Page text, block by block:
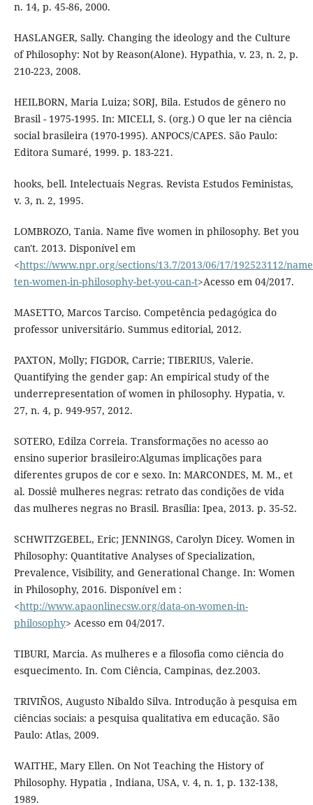
n. 14, p. 45-86, 2000.
HASLANGER, Sally. Changing the ideology and the Culture
of Philosophy: Not by Reason(Alone). Hypathia, v. 23, n. 2, p.
210-223, 2008.
HEILBORN, Maria Luiza; SORJ, Bila. Estudos de gênero no
Brasil - 1975-1995. In: MICELI, S. (org.) O que ler na ciência
social brasileira (1970-1995). ANPOCS/CAPES. São Paulo:
Editora Sumaré, 1999. p. 183-221.
hooks, bell. Intelectuais Negras. Revista Estudos Feministas,
v. 3, n. 2, 1995.
LOMBROZO, Tania. Name five women in philosophy. Bet you
can't. 2013. Disponível em
<https://www.npr.org/sections/13.7/2013/06/17/192523112/
ten-women-in-philosophy-bet-you-can-t>Acesso em 04/2017.
MASETTO, Marcos Tarciso. Competência pedagógica do
professor universitário. Summus editorial, 2012.
PAXTON, Molly; FIGDOR, Carrie; TIBERIUS, Valerie.
Quantifying the gender gap: An empirical study of the
underrepresentation of women in philosophy. Hypatia, v.
27, n. 4, p. 949-957, 2012.
SOTERO, Edilza Correia. Transformações no acesso ao
ensino superior brasileiro:Algumas implicações para
diferentes grupos de cor e sexo. In: MARCONDES, M. M., et
al. Dossiê mulheres negras: retrato das condições de vida
das mulheres negras no Brasil. Brasília: Ipea, 2013. p. 35-52.
SCHWITZGEBEL, Eric; JENNINGS, Carolyn Dicey. Women in
Philosophy: Quantitative Analyses of Specialization,
Prevalence, Visibility, and Generational Change. In: Women
in Philosophy, 2016. Disponível em :
<http://www.apaonlinecsw.org/data-on-women-in-
philosophy> Acesso em 04/2017.
TIBURI, Marcia. As mulheres e a filosofia como ciência do
esquecimento. In. Com Ciência, Campinas, dez.2003.
TRIVIÑOS, Augusto Nibaldo Silva. Introdução à pesquisa em
ciências sociais: a pesquisa qualitativa em educação. São
Paulo: Atlas, 2009.
WAITHE, Mary Ellen. On Not Teaching the History of
Philosophy. Hypatia , Indiana, USA, v. 4, n. 1, p. 132-138,
1989.